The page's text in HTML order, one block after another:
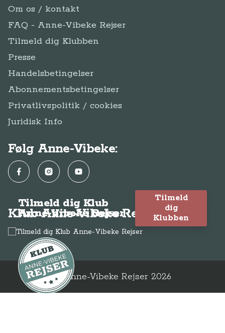
Om os / kontakt
FAQ - Anne-Vibeke Rejser
Tilmeld dig Klubben
Presse
Handelsbetingelser
Abonnementsbetingelser
Privatlivspolitik / cookies
Juridisk Info
Følg Anne-Vibeke:
FacebookInstagramYouTube
Klub Anne-Vibeke Rejser
Tilmeld dig Klub
Anne-Vibeke Rejser
Tilmeld
dig
Klubben
© Anne-Vibeke Rejser 2026